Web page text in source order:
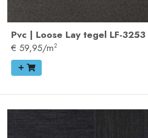
Pvc | Loose Lay tegel LF-3253
€ 59,95/m2